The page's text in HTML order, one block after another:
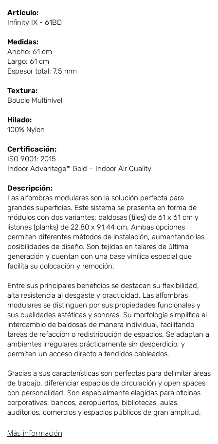
Artículo:
Infinity IX - 61BD
Medidas:
Ancho: 61 cm
Largo: 61 cm
Espesor total: 7,5 mm
Textura:
Boucle Multinivel
Hilado:
100% Nylon
Certificación:
ISO 9001: 2015
Indoor Advantage™ Gold – Indoor Air Quality
Descripción:
Las alfombras modulares son la solución perfecta para
grandes superficies. Este sistema se presenta en forma de
módulos con dos variantes: baldosas (tiles) de 61 x 61 cm y
listones (planks) de 22,80 x 91,44 cm. Ambas opciones
permiten diferentes métodos de instalación, aumentando las
posibilidades de diseño. Son tejidas en telares de última
generación y cuentan con una base vinílica especial que
facilita su colocación y remoción.
Entre sus principales beneficios se destacan su flexibilidad,
alta resistencia al desgaste y practicidad. Las alfombras
modulares se distinguen por sus propiedades funcionales y
sus cualidades estéticas y sonoras. Su morfología simplifica el
intercambio de baldosas de manera individual, facilitando
tareas de refacción o redistribución de espacios. Se adaptan a
ambientes irregulares prácticamente sin desperdicio, y
permiten un acceso directo a tendidos cableados.
Gracias a sus características son perfectas para delimitar áreas
de trabajo, diferenciar espacios de circulación y open spaces
con personalidad. Son especialmente elegidas para oficinas
corporativas, bancos, aeropuertos, bibliotecas, aulas,
auditorios, comercios y espacios públicos de gran amplitud.
Más información